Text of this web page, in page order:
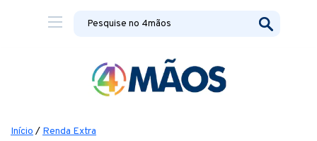
Início / Renda Extra